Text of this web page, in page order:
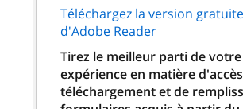
Téléchargez la version gratuite
d'Adobe Reader
Tirez le meilleur parti de votre
expérience en matière
téléchargement et de